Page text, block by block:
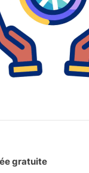
gratuite